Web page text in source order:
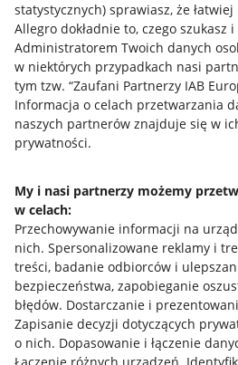
statystycznych) sprawiasz, że
Allegro dokładnie to, czego szukasz
Administratorem Twoich danych
w niektórych przypadkach nasi
tym tzw. “Zaufani Partnerzy IAB
Informacja o celach przetwarzania
naszych partnerów znajduje się w
prywatności.
My i nasi partnerzy możemy
w celach:
Przechowywanie informacji na
nich. Spersonalizowane reklamy i
treści, badanie odbiorców i
bezpieczeństwa, zapobieganie
błędów. Dostarczanie i
Zapisanie decyzji dotyczących
o nich. Dopasowanie i łączenie
Przydatne informacje
Jak to działa
Allegro Gadane dla sprzedających
Allegro Gadane dla kupujących
Mapa miejscowości
Informacje prawne
Regulamin